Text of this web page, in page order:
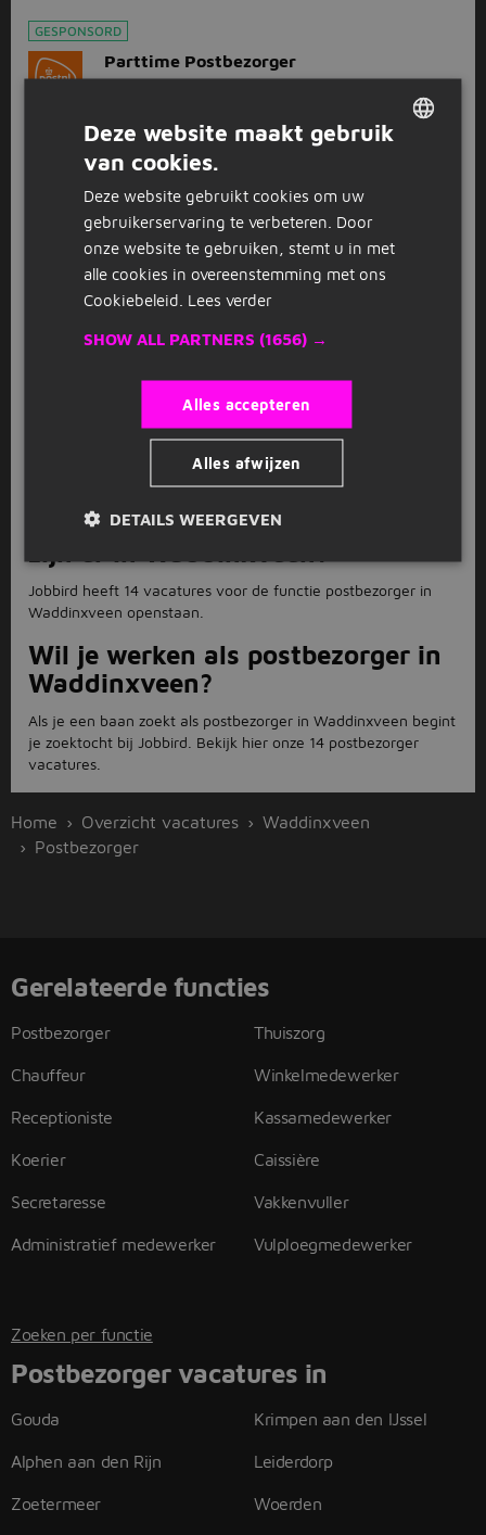
GESPONSORD
Parttime Postbezorger
16 0 - 32 uur
recent gesloten vacatures
Hoe solliciteer ik als postbezorger
in Waddinxveen?
Solliciteren voor de functie postbezorger in Waddinxveen doe
je direct op de website van Jobbird. Bij sommige postbezorger
vacatures in Waddinxveen word je doorgestuurd naar de
website van de werkgever.
Hoeveel postbezorger vacatures
Jobbird heeft 14 vacatures voor de functie postbezorger in
Waddinxveen openstaan.
Wil je werken als postbezorger in
Waddinxveen?
Als je een baan zoekt als postbezorger in Waddinxveen begint
je zoektocht bij Jobbird. Bekijk hier onze 14 postbezorger
vacatures.
Home Overzicht vacatures
Waddinxveen
Postbezorger
Gerelateerde functies
Postbezorger
Chauffeur
Receptioniste
Koerier
Secretaresse
Administratief medewerker
Thuiszorg
Winkelmedewerker
Kassamedewerker
Caissière
Vakkenvuller
Vulploegmedewerker
Zoeken per functie
Postbezorger vacatures in
Gouda
Alphen aan den Rijn
Zoetermeer
Krimpen aan den IJssel
Leiderdorp
Woerden
Deze website maakt gebruik
van cookies.
Deze website gebruikt cookies om uw
gebruikerservaring te verbeteren. Door
onze website te gebruiken, stemt u in met
alle cookies in overeenstemming met ons
Cookiebeleid. Lees verder
SHOW ALL PARTNERS (1656) →
Alles accepteren
Alles afwijzen
DETAILS WEERGEVEN